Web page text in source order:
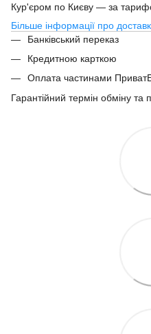
Кур'єром по Києву — за
Більше інформації про
Банківський переказ
Кредитною карткою
Оплата частинами
Гарантійний термін обміну та